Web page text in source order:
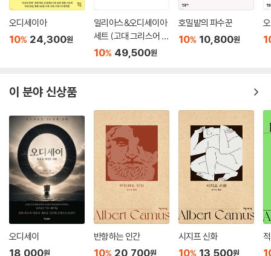
“물론 아니죠.”
“네. 여자아이는 부드럽고 섬세하게 양육하시겠지요. 온실의 화초처럼요.
남에게 지시와 도움을 구하라고 가르치고, 악을 아예 알지도 못하게끔 최
대한 차단하시겠지요. 그런데, 왜 이런 차별을 하는지 알려주시겠어요? 여
“이모가 아무리 구구절절 말씀하셔도 저는 그 사람을 굳게 믿어요. 그의 행
복을 보장할 수만 있다면 기꺼이 제 행복을 걸 수도 있어요. 더 훌륭한 남자
들은 자기 이익만 생각하는 여자들이 가져가라죠. 설령 그 사람이 나쁜 짓
을 했더라도, 예전에 저지른 잘못의 결과에서 그를 건져내어 바른길로 인
도하기 위해 정진한다면 헛된 인생은 아닐 거예요. 주께서 제게 성공을 허
락해주시기를!”
---「와일드펠 홀의 세입자」중에서
눈물이 왈칵 솟구쳐 베개와 팔과 머리카락을 적셨다. 터져 나오는 눈물의
뒤를, 더없이 비통한 생각이 밀려드는 침울한 시간이 이어받았다. 하지만
빌레트Villette(1853년)
샬럿 브론테의 자전적 소설이자
살아생전 발표한 마지막 소설
도시 빌레트에서 기숙학교 교사로 살아가기 시작한다. 타국의 환경과 낯선
인간관계 속에서 고독한 일상을 이어가던 그녀는, 학교 안팎의 인물들과
얽히며 점차 자신의 내면과 마주하게 된다. 외부의 사건과 내면의 변화가
교차하며 조용한 긴장을 만들어간다.
오디세이아
10% 24,300원
일리아스&오디세이아
세트 (고대 그리스어 완
역본)
10% 49,500원
호밀밭의 파수꾼
10% 10,800원
이 분야 신상품
오디세이
18,000원
반항하는 인간
10% 20,700원
시지프 신화
10% 13,500원